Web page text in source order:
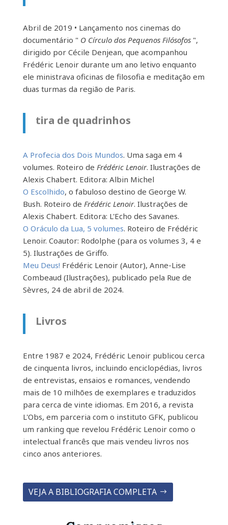
Abril de 2019 • Lançamento nos cinemas do
documentário " O Círculo dos Pequenos Filósofos",
dirigido por Cécile Denjean, que acompanhou
Frédéric Lenoir durante um ano letivo enquanto
ele ministrava oficinas de filosofia e meditação em
duas turmas da região de Paris.
tira de quadrinhos
A Profecia dos Dois Mundos. Uma saga em 4
volumes. Roteiro de Frédéric Lenoir. Ilustrações de
Alexis Chabert. Editora: Albin Michel
O Escolhido, o fabuloso destino de George W.
Bush. Roteiro de Frédéric Lenoir. Ilustrações de
Alexis Chabert. Editora: L'Echo des Savanes.
O Oráculo da Lua, 5 volumes. Roteiro de Frédéric
Lenoir. Coautor: Rodolphe (para os volumes 3, 4 e
5). Ilustrações de Griffo.
Meu Deus! Frédéric Lenoir (Autor), Anne-Lise
Combeaud (Ilustrações), publicado pela Rue de
Sèvres, 24 de abril de 2024.
Livros
Entre 1987 e 2024, Frédéric Lenoir publicou cerca
de cinquenta livros, incluindo enciclopédias, livros
de entrevistas, ensaios e romances, vendendo
mais de 10 milhões de exemplares e traduzidos
para cerca de vinte idiomas. Em 2016, a revista
L'Obs, em parceria com o instituto GFK, publicou
um ranking que revelou Frédéric Lenoir como o
intelectual francês que mais vendeu livros nos
cinco anos anteriores.
VEJA A BIBLIOGRAFIA COMPLETA